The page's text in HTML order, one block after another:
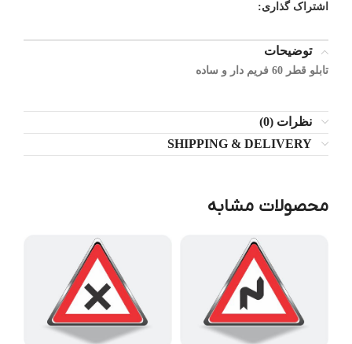
اشتراک گذاری:
توضیحات
تابلو قطر 60 فریم دار و ساده
نظرات (0)
SHIPPING & DELIVERY
محصولات مشابه